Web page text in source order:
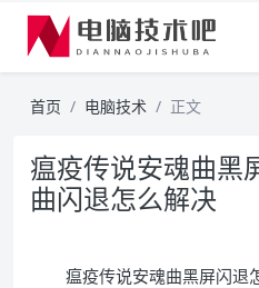
首页 电脑技术 正文
瘟疫传说安魂曲黑
曲闪退怎么解决
瘟疫传说安魂曲黑屏闪退